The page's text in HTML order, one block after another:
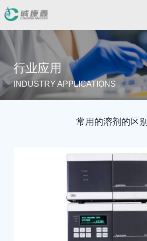
行业应用
INDUSTRY APPLICATIONS
常用的溶剂的区别